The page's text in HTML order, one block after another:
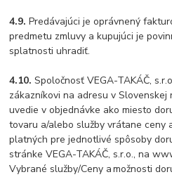
4.9. Predávajúci je oprávnený
predmetu zmluvy a kupujúci je
splatnosti uhradiť.
4.10. Spoločnosť VEGA-TAKÁČ,
zákazníkovi na adresu v
uvedie v objednávke ako miesto
tovaru a/alebo služby vrátane ceny
platných pre jednotlivé spôsoby
stránke VEGA-TAKÁČ, s.r.o., na
Vybrané služby/Ceny a možnosti